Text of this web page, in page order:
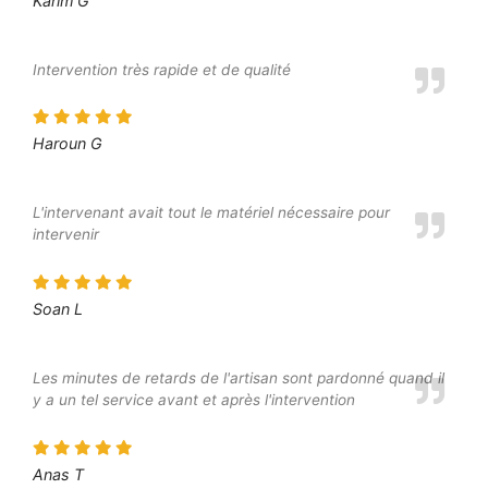
Intervention très rapide et de qualité
Haroun G
L'intervenant avait tout le matériel nécessaire pour
intervenir
Soan L
Les minutes de retards de l'artisan sont pardonné quand il
y a un tel service avant et après l'intervention
Anas T